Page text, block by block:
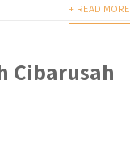
+ READ MORE
Cibarusah